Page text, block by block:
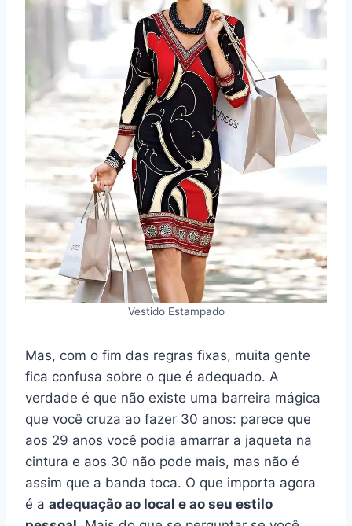
Vestido Estampado
Mas, com o fim das regras fixas, muita gente
fica confusa sobre o que é adequado. A
verdade é que não existe uma barreira mágica
que você cruza ao fazer 30 anos: parece que
aos 29 anos você podia amarrar a jaqueta na
cintura e aos 30 não pode mais, mas não é
assim que a banda toca. O que importa agora
é a adequação ao local e ao seu estilo